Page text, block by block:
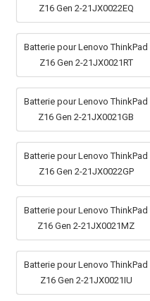
Z16 Gen 2-21JX0022EQ
Batterie pour Lenovo ThinkPad
Z16 Gen 2-21JX0021RT
Batterie pour Lenovo ThinkPad
Z16 Gen 2-21JX0021GB
Batterie pour Lenovo ThinkPad
Z16 Gen 2-21JX0022GP
Batterie pour Lenovo ThinkPad
Z16 Gen 2-21JX0021MZ
Batterie pour Lenovo ThinkPad
Z16 Gen 2-21JX0021IU